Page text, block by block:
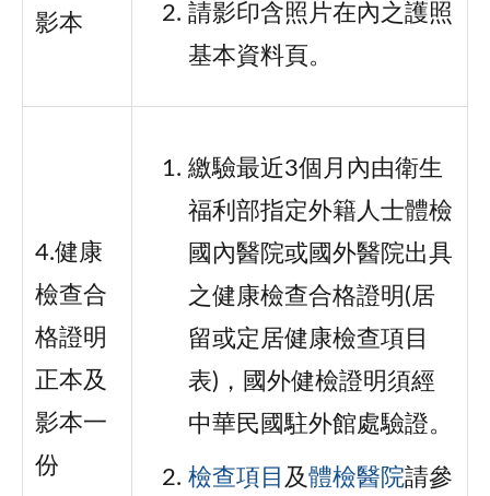
影本
請影印含照片在內之護照
基本資料頁。
4.健康
檢查合
格證明
正本及
影本一
份
繳驗最近3個月內由衛生
福利部指定外籍人士體檢
國內醫院或國外醫院出具
之健康檢查合格證明(居
留或定居健康檢查項目
表)，國外健檢證明須經
中華民國駐外館處驗證。
檢查項目 及體檢醫院請參